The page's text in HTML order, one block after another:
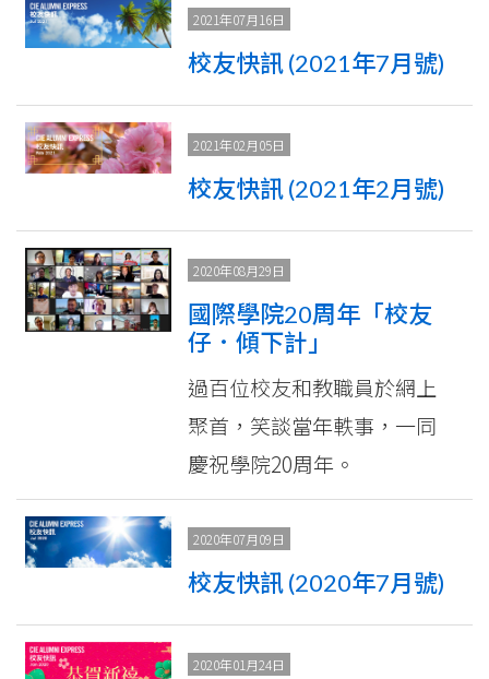
2021年07月16日
校友快訊 (2021年7月號)
2021年02月05日
校友快訊 (2021年2月號)
2020年08月29日
國際學院20周年「校友
仔．傾下計」
過百位校友和教職員於網上
聚首，笑談當年軼事，一同
慶祝學院20周年。
2020年07月09日
校友快訊 (2020年7月號)
2020年01月24日